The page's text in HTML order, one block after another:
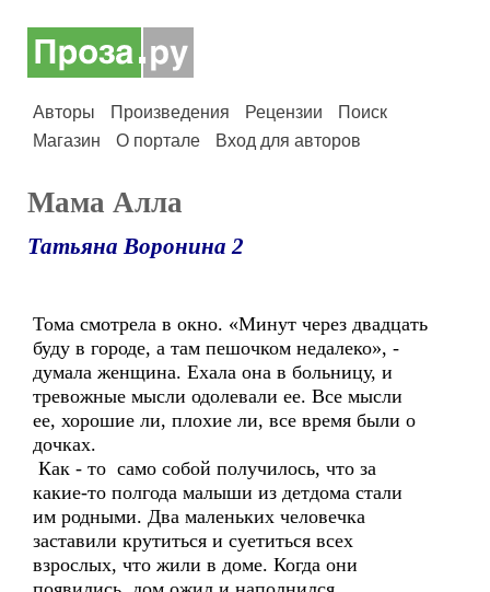
Авторы Произведения Рецензии
Поиск
Магазин
О портале Вход для авторов
Мама Алла
Татьяна Воронина 2
Тома смотрела в окно. «Минут через двадцать
буду в городе, а там пешочком недалеко», -
думала женщина. Ехала она в больницу, и
тревожные мысли одолевали ее. Все мысли
ее, хорошие ли, плохие ли, все время были о
дочках.
Как - то само собой получилось, что за
какие-то полгода малыши из детдома стали
им родными. Два маленьких человечка
заставили крутиться и суетиться всех
взрослых, что жили в доме. Когда они